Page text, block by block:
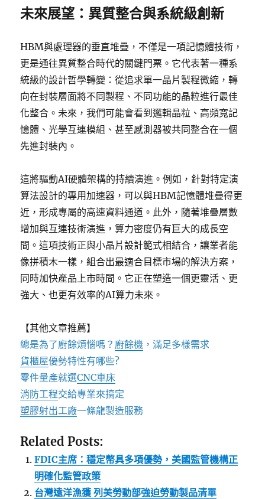
未來展望：異質整合與系統級創新
HBM與處理器的垂直堆疊，不僅是一項記憶體技術，
更是通往異質整合時代的關鍵門票。它代表著一種系
統級的設計哲學轉變：從追求單一晶片製程微縮，轉
向在封裝層面將不同製程、不同功能的晶粒進行最佳
化整合。未來，我們可能會看到邏輯晶粒、高頻寬記
憶體、光學互連模組、甚至感測器被共同整合在一個
先進封裝內。
這將驅動AI硬體架構的持續演進。例如，針對特定演
算法設計的專用加速器，可以與HBM記憶體堆疊得更
近，形成專屬的高速資料通道。此外，隨著堆疊層數
增加與互連技術演進，算力密度仍有巨大的成長空
間。這項技術正與小晶片設計範式相結合，讓業者能
像拼積木一樣，組合出最適合目標市場的解決方案，
同時加快產品上市時間。它正在塑造一個更靈活、更
強大、也更有效率的AI算力未來。
【其他文章推薦】
總是為了廚餘煩惱嗎？ 廚餘機 ，滿足多樣需求
貨櫃屋優勢特性有哪些?
零件量產就選CNC車床
消防工程交給專業來搞定
塑膠射出工廠一條龍製造服務
Related Posts:
FDIC主席：穩定幣具多項優勢，美國監管機構正
明確化監管政策
台灣遠洋漁獲 列美勞動部強迫勞動製品清單